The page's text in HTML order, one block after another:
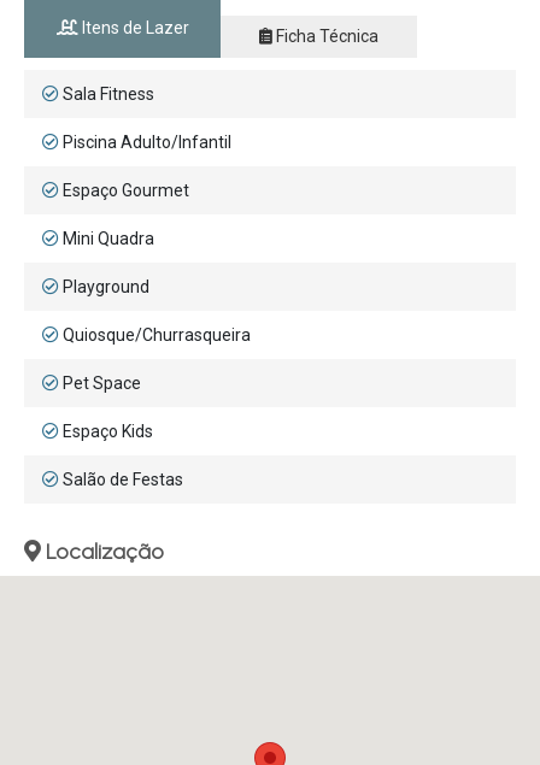
Itens de Lazer Ficha Técnica
Sala Fitness
Piscina Adulto/Infantil
Espaço Gourmet
Mini Quadra
Playground
Quiosque/Churrasqueira
Pet Space
Espaço Kids
Salão de Festas
Localização